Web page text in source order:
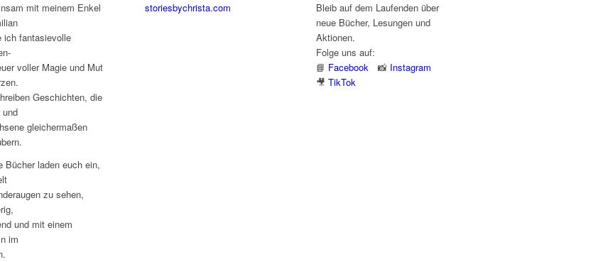
mit meinem Enkel
ich fantasievolle
voller Magie und Mut
Geschichten, die
und
gleichermaßen
Bücher laden euch ein,
zu sehen,
und mit einem
im
storiesbychrista.com
Bleib auf dem Laufenden über
neue Bücher, Lesungen und
Aktionen.
Folge uns auf:
📘 Facebook 📸 Instagram
🎥TikTok